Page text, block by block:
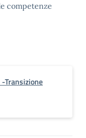
competenze
Transizione